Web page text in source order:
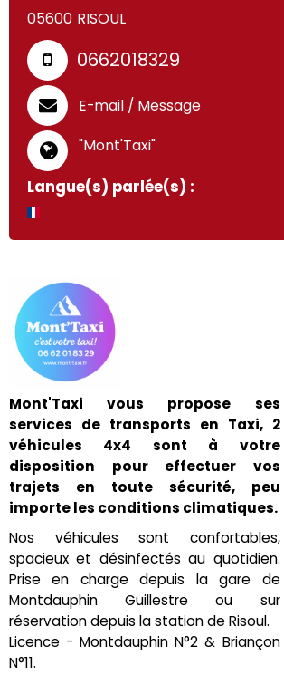
05600 RISOUL
0662018329
E-mail / Message
"Mont'Taxi"
Langue(s) parlée(s) :
Mont'Taxi vous propose ses
services de transports en Taxi, 2
véhicules 4x4 sont à votre
disposition pour effectuer vos
trajets en toute sécurité, peu
importe les conditions climatiques.
Nos véhicules sont confortables,
spacieux et désinfectés au quotidien.
Prise en charge depuis la gare de
Montdauphin Guillestre ou sur
réservation depuis la station de Risoul.
Licence - Montdauphin N°2 & Briançon
N°11.